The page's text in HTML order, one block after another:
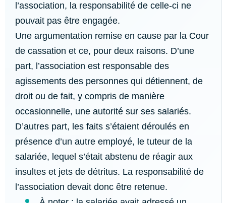
l’association, la responsabilité de celle-ci ne
pouvait pas être engagée.
Une argumentation remise en cause par la Cour
de cassation et ce, pour deux raisons. D’une
part, l’association est responsable des
agissements des personnes qui détiennent, de
droit ou de fait, y compris de manière
occasionnelle, une autorité sur ses salariés.
D’autres part, les faits s’étaient déroulés en
présence d’un autre employé, le tuteur de la
salariée, lequel s’était abstenu de réagir aux
insultes et jets de détritus. La responsabilité de
l’association devait donc être retenue.